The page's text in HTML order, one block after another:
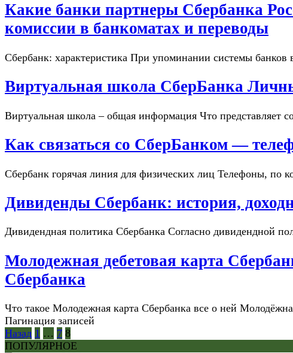
Какие банки партнеры Сбербанка
комиссии в банкоматах и переводы
Сбербанк: характеристика При упоминании системы
Виртуальная школа СберБанка
Виртуальная школа – общая информация Что представляет
Как связаться со СберБанком —
Сбербанк горячая линия для физических лиц Телефоны,
Дивиденды Сбербанк: история,
Дивидендная политика Сбербанка Согласно дивидендной
Молодежная дебетовая карта
Сбербанка
Что такое Молодежная карта Сбербанка все о ней
Пагинация записей
Назад 1 … 7 8
ПОПУЛЯРНОЕ